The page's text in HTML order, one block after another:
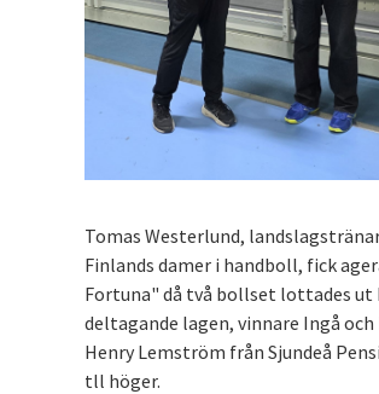
Tomas Westerlund,
Finlands damer i handboll, fick
Fortuna" då två bollset lottades ut
deltagande lagen, vinnare Ingå och
Henry Lemström från Sjundeå
tll höger.